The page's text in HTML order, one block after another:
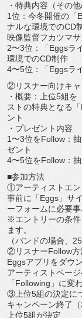
・特典内容（その
1位：今冬開催の「
ナルな環境でのCD
映像監督フカツマ
2〜3位：「Eggsラ
環境でのCD制作
4〜5位：「Eggsラ
②リスナー向けキャ
・概要：上位5組
ストの特典となる
ント
・プレゼント内容
1〜3位をFollow：
ゼント
4〜5位をFollow：
■参加方法
①アーティストエン
事前に「Eggs」サ
ーフォームに必要
※エントリーの条件
ます。
（バンドの場合、
②リスナーFollow方
Eggsアプリをダウ
アーティストペー
「Following」に変
③上位5組の決定に
キャンペーン終了
上位5組が決定